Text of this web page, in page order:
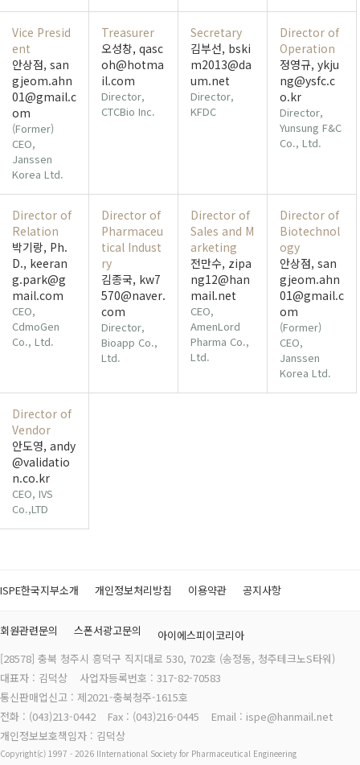
Vice Presid
ent
안상점, san
gjeom.ahn
01@gmail.c
om
(Former)
CEO,
Janssen
Korea Ltd.
Treasurer
오성창, qasc
oh@hotma
il.com
Director,
CTCBio Inc.
Secretary
김부선, bski
m2013@da
um.net
Director,
KFDC
Director of
Operation
정영규, ykju
ng@ysfc.c
o.kr
Director,
Yunsung F&C
Co., Ltd.
Director of
Relation
박기랑, Ph.
D., keeran
g.park@g
mail.com
CEO,
CdmoGen
Co., Ltd.
Director of
Pharmaceu
tical Indust
ry
김종국, kw7
570@naver.
com
Director,
Bioapp Co.,
Ltd.
Director of
Sales and M
arketing
전만수, zipa
ng12@han
mail.net
CEO,
AmenLord
Pharma Co.,
Ltd.
Director of
Biotechnol
ogy
안상점, san
gjeom.ahn
01@gmail.c
om
(Former)
CEO,
Janssen
Korea Ltd.
Director of
Vendor
안도영, andy
@validatio
n.co.kr
CEO, IVS
Co.,LTD
ISPE한국지부소개 개인정보처리방침 이용약관 공지사항
회원관련문의 스폰서광고문의
아이에스피이코리아
[28578] 충북 청주시 흥덕구 직지대로 530, 702호 (송정동, 청주테크노S타워)
대표자 : 김덕상
사업자등록번호 : 317-82-70583
통신판매업신고 : 제2021-충북청주-1615호
전화 : (043)213-0442
Fax : (043)216-0445
Email : ispe@hanmail.net
개인정보보호책임자 : 김덕상
Copyright(c) 1997 - 2026 IInternational Society for Pharmaceutical Engineering